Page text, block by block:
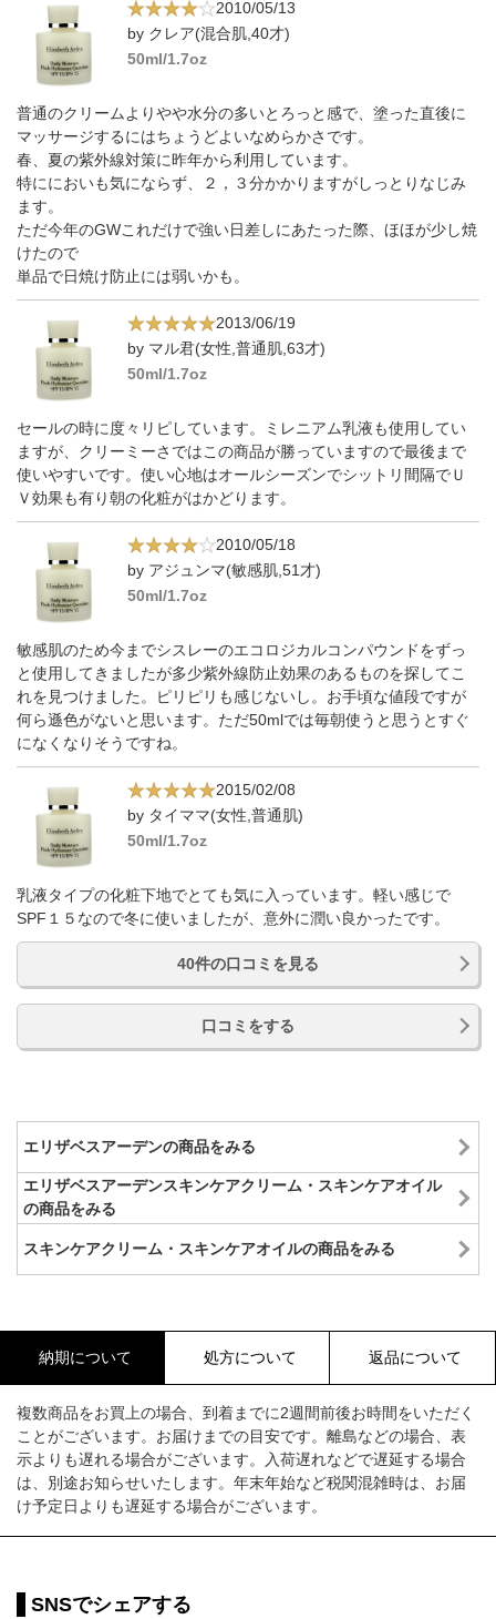
2010/05/13
by クレア(混合肌,40才)
50ml/1.7oz
普通のクリームよりやや水分の多いとろっと感で、塗った直後に
マッサージするにはちょうどよいなめらかさです。
春、夏の紫外線対策に昨年から利用しています。
特ににおいも気にならず、２，３分かかりますがしっとりなじみ
ます。
ただ今年のGWこれだけで強い日差しにあたった際、ほほが少し焼
けたので
単品で日焼け防止には弱いかも。
2013/06/19
by マル君(女性,普通肌,63才)
50ml/1.7oz
セールの時に度々リピしています。ミレニアム乳液も使用してい
ますが、クリーミーさではこの商品が勝っていますので最後まで
使いやすいです。使い心地はオールシーズンでシットリ間隔でＵ
Ｖ効果も有り朝の化粧がはかどります。
2010/05/18
by アジュンマ(敏感肌,51才)
50ml/1.7oz
敏感肌のため今までシスレーのエコロジカルコンパウンドをずっ
と使用してきましたが多少紫外線防止効果のあるものを探してこ
れを見つけました。ピリピリも感じないし。お手頃な値段ですが
何ら遜色がないと思います。ただ50mlでは毎朝使うと思うとすぐ
になくなりそうですね。
2015/02/08
by タイママ(女性,普通肌)
50ml/1.7oz
乳液タイプの化粧下地でとても気に入っています。軽い感じで
SPF１５なので冬に使いましたが、意外に潤い良かったです。
40件の口コミを見る
口コミをする
エリザベスアーデンの商品をみる
エリザベスアーデンスキンケアクリーム・スキンケアオイル
の商品をみる
スキンケアクリーム・スキンケアオイルの商品をみる
納期について 処方について 返品について
複数商品をお買上の場合、到着までに2週間前後お時間をいただく
ことがございます。お届けまでの目安です。離島などの場合、表
示よりも遅れる場合がございます。入荷遅れなどで遅延する場合
は、別途お知らせいたします。年末年始など税関混雑時は、お届
け予定日よりも遅延する場合がございます。
SNSでシェアする